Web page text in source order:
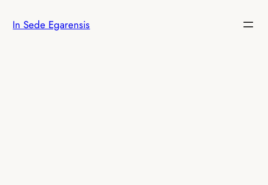
In Sede Egarensis